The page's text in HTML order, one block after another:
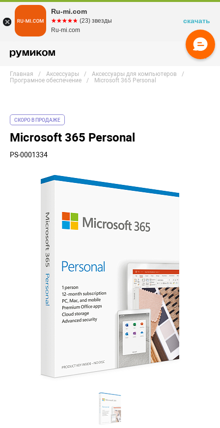
Главная Аксессуары
Аксессуары для компьютеров
Програмное обеспечение
Microsoft 365 Personal
СКОРО В ПРОДАЖЕ
Microsoft 365 Personal
PS-0001334
Ru-mi.com
☆☆☆☆☆
★★★★★ (23) звезды
Ru-mi.com
скачать